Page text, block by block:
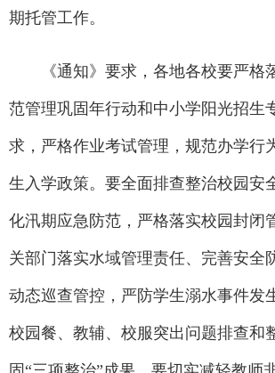
期托管工作。
《通知》要求，各地各校要严格
范管理巩固年行动和中小学阳光招生
求，严格作业考试管理，规范办学行
生入学政策。要全面排查整治校园安
化汛期应急防范，严格落实校园封闭
关部门落实水域管理责任、完善安全
动态巡查管控，严防学生溺水事件发
校园餐、教辅、校服突出问题排查和